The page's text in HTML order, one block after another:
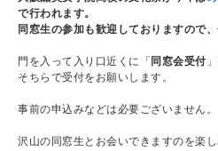
で行われます。
同窓生の参加も歓迎しておりますので
門を入って入り口近くに「 同窓会受付
そちらで受付をお願いします。
事前の申込みなどは必要ございません。
沢山の同窓生とお会いできますのを楽し